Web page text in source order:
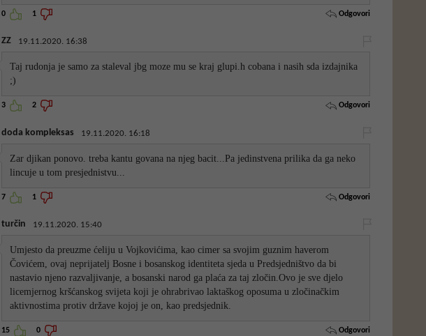
0 1 Odgovori
ZZ 19.11.2020. 16:38
Taj rudonja je samo za staleval jbg moze mu se kraj glupi.h cobana i nasih sda izdajnika
;)
3 2 Odgovori
doda kompleksas 19.11.2020. 16:18
Zar djikan ponovo. treba kantu govana na njeg bacit...Pa jedinstvena prilika da ga neko
lincuje u tom presjednistvu...
7 1 Odgovori
turčin 19.11.2020. 15:40
Umjesto da preuzme ćeliju u Vojkovićima, kao cimer sa svojim guznim haverom
Čovićem, ovaj neprijatelj Bosne i bosanskog identiteta sjeda u Predsjedništvo da bi
nastavio njeno razvaljivanje, a bosanski narod ga plaća za taj zločin.Ovo je sve djelo
licemjernog kršćanskog svijeta koji je ohrabrivao laktaškog oposuma u zločinačkim
aktivnostima protiv države kojoj je on, kao predsjednik.
15 0 Odgovori